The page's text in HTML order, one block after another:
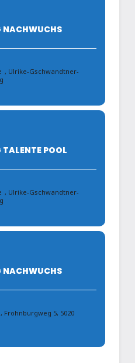
NACHWUCHS
, Ulrike-Gschwandtner-
POOL
, Ulrike-Gschwandtner-
NACHWUCHS
, Frohnburgweg 5, 5020